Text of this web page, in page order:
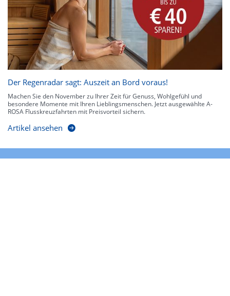
Der Regenradar sagt: Auszeit an Bord voraus!
Machen Sie den November zu Ihrer Zeit für Genuss, Wohlgefühl und
besondere Momente mit Ihren Lieblingsmenschen. Jetzt ausgewählte A-
ROSA Flusskreuzfahrten mit Preisvorteil sichern.
Artikel ansehen